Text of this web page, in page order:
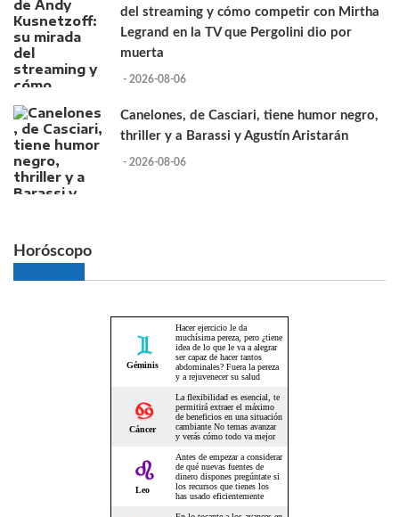
del streaming y cómo competir con Mirtha
Legrand en la TV que Pergolini dio por
muerta
- 2026-08-06
Canelones, de Casciari, tiene humor negro,
thriller y a Barassi y Agustín Aristarán
- 2026-08-06
Horóscopo